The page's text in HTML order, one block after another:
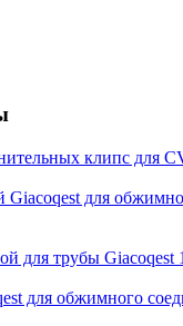
клипс для
Giacoqest для
для трубы Giacoqest
для обжимного